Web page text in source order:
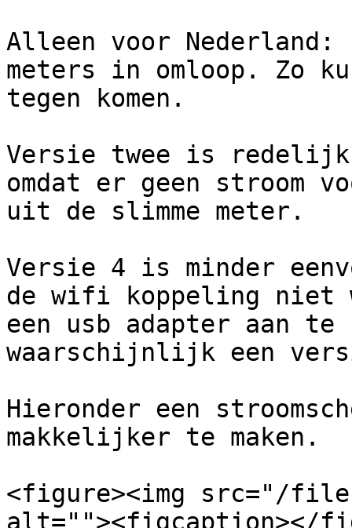
Alleen voor
meters in omloop. Zo
tegen komen.
Versie twee is redelijk
omdat er geen stroom
uit de slimme meter.
Versie 4 is minder
de wifi koppeling niet
een usb adapter aan
waarschijnlijk een
Hieronder een
makkelijker te maken.
<figure><img src="/files/
alt=""><figcaption></